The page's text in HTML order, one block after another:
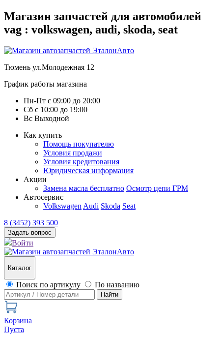
Магазин запчастей для автомобилей
vag : volkswagen, audi, skoda, seat
Тюмень ул.Молодежная 12
График работы магазина
Пн-Пт с 09:00 до 20:00
Сб с 10:00 до 19:00
Вс Выходной
Как купить
Помощь покупателю
Условия продажи
Условия кредитования
Юридическая информация
Акции
Замена масла бесплатно Осмотр цепи ГРМ
Автосервис
Volkswagen Audi Skoda Seat
8 (3452) 393 500
Задать вопрос
Войти
Каталог
Поиск по артикулу По названию
Найти
Корзина
Пуста